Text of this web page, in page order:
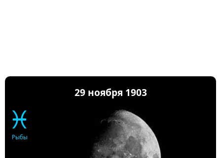
29 ноября 1903
♓
Рыбы